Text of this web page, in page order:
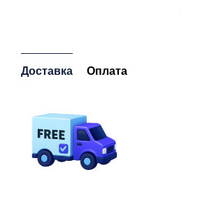
Доставка Оплата